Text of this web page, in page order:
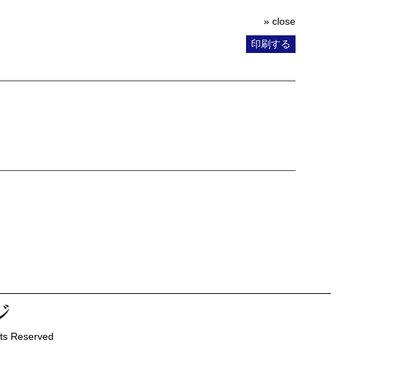
» close
印刷する
Reserved